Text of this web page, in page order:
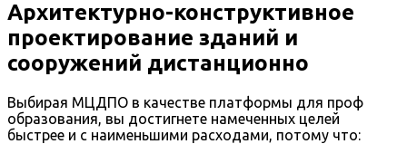
Архитектурно-конструктивное
проектирование зданий и
сооружений дистанционно
Выбирая МЦДПО в качестве платформы для проф
образования, вы достигнете намеченных целей
быстрее и с наименьшими расходами, потому что: